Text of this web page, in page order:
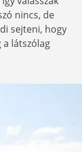
nincs, de
sejteni, hogy
látszólag